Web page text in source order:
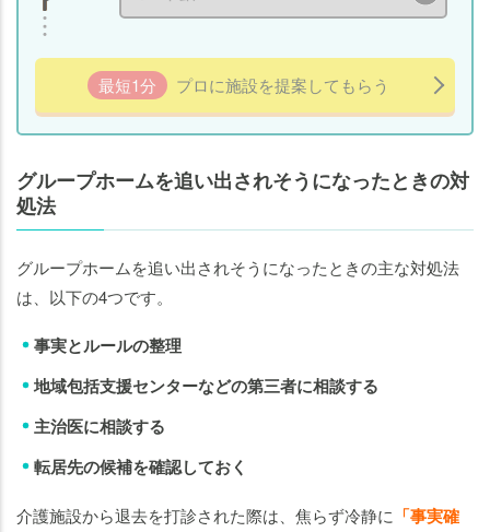
最短1分 プロに施設を提案してもらう
グループホームを追い出されそうになったときの対
処法
グループホームを追い出されそうになったときの主な対処法
は、以下の4つです。
事実とルールの整理
地域包括支援センターなどの第三者に相談する
主治医に相談する
転居先の候補を確認しておく
介護施設から退去を打診された際は、焦らず冷静に 「事実確